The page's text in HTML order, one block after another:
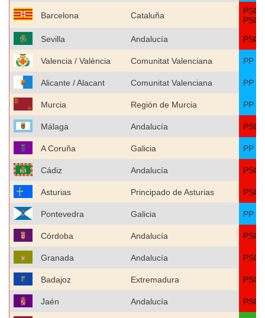
Barcelona Cataluña
PSC-
PSOE
Sevilla
Andalucía PSOE
Valencia / València Comunitat Valenciana PP
Alicante / Alacant Comunitat Valenciana PP
Murcia Región de Murcia PP
Málaga Andalucía PSOE
A Coruña Galicia PP
Cádiz Andalucía PSOE
Asturias Principado de Asturias PSOE
Pontevedra Galicia PP
Córdoba Andalucía PSOE
Granada Andalucía PSOE
Badajoz Extremadura PSOE
Jaén Andalucía PSOE